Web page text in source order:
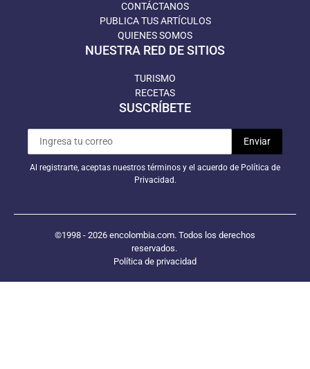
CONTÁCTANOS
PUBLICA TUS ARTÍCULOS
QUIENES SOMOS
NUESTRA RED DE SITIOS
TURISMO
RECETAS
SUSCRÍBETE
Al registrarte, aceptas nuestros términos y el acuerdo de Política de
Privacidad.
©1998 - 2026 encolombia.com. Todos los derechos
reservados.
Política de privacidad